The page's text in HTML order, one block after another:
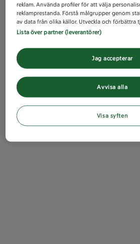
reklam. Använda profiler för att välja
reklamprestanda. Förstå målgrupper genom
av data från olika källor. Utveckla och förbättra
Lista över partner (leverantörer)
Avvisa alla
Jag accepterar
Visa syften